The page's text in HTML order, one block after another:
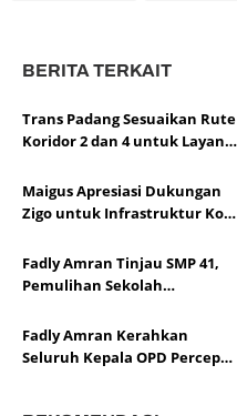
BERITA TERKAIT
Trans Padang Sesuaikan Rute
Koridor 2 dan 4 untuk Layani
Maigus Apresiasi Dukungan
Zigo untuk Infrastruktur Kota
Fadly Amran Tinjau SMP 41,
Pemulihan Sekolah
Fadly Amran Kerahkan
Seluruh Kepala OPD Percepat